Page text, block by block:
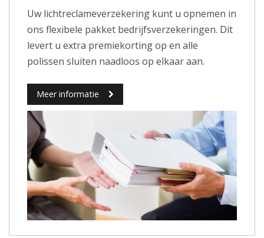
Uw lichtreclameverzekering kunt u opnemen in
ons flexibele pakket bedrijfsverzekeringen. Dit
levert u extra premiekorting op en alle
polissen sluiten naadloos op elkaar aan.
Meer informatie